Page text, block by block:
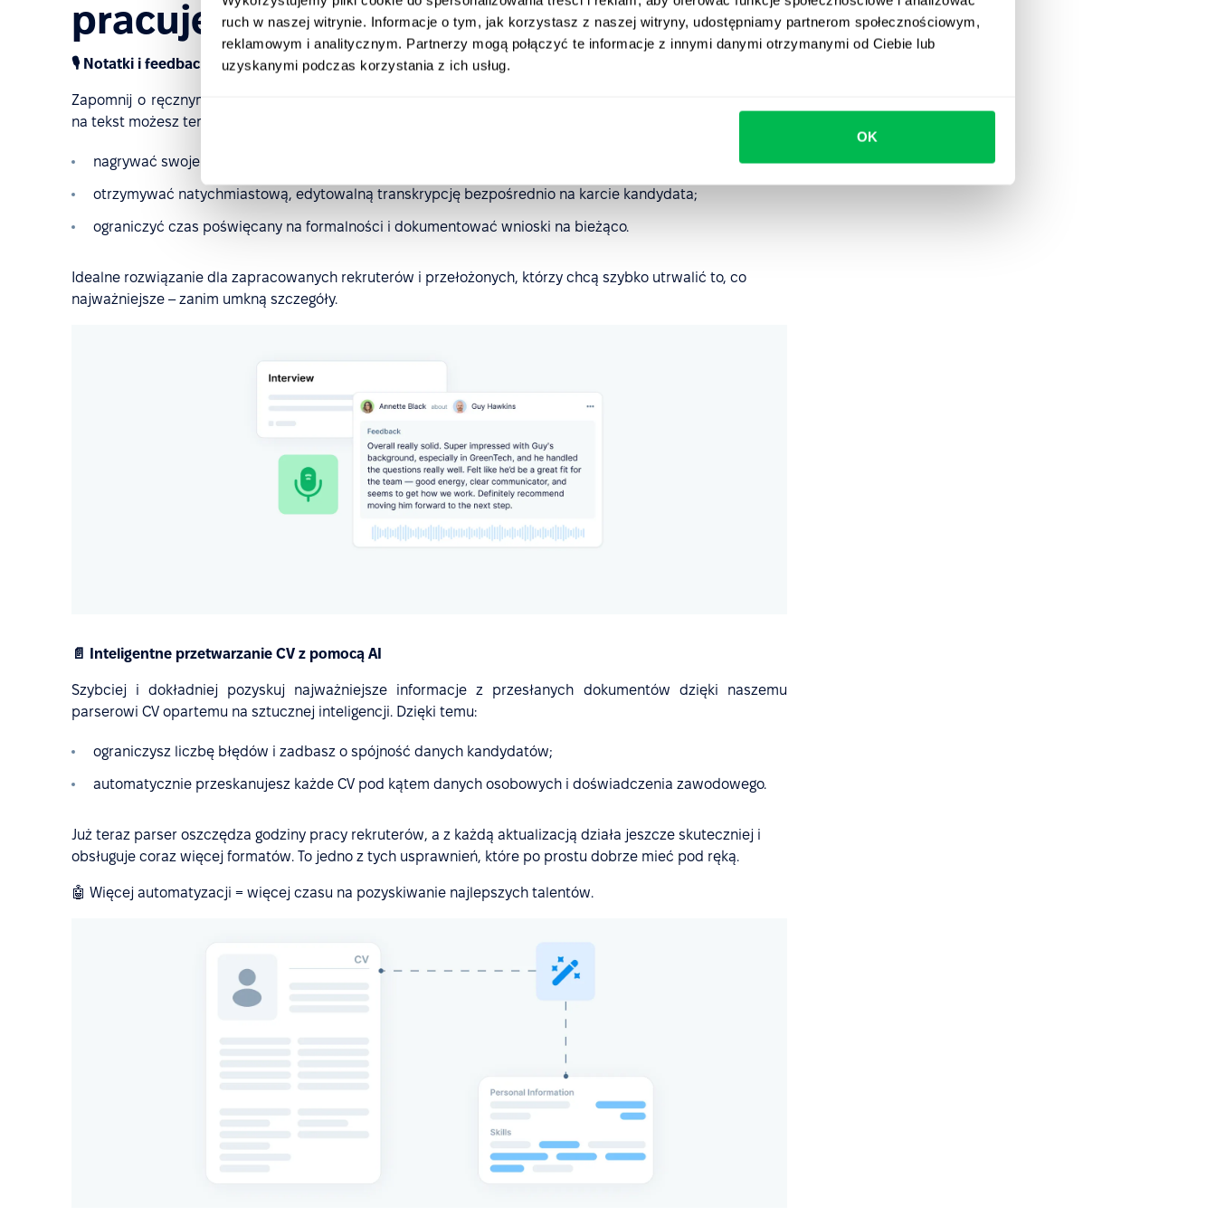
ruch w naszej witrynie. Informacje o tym, jak korzystasz z naszej witryny, udostępniamy partnerom społecznościowym,
reklamowym i analitycznym. Partnerzy mogą połączyć te informacje z innymi danymi otrzymanymi od Ciebie lub
uzyskanymi podczas korzystania z ich usług.
OK
pracujesz
🎙️ Notatki i feedback głosowy
Zapomnij o ręcznym przepisywaniu notatek po rozmowach kwalifikacyjnych. Dzięki funkcji zamiany mowy
na tekst możesz teraz:
nagrywać swoje spostrzeżenia i komentarze głosowo;
otrzymywać natychmiastową, edytowalną transkrypcję bezpośrednio na karcie kandydata;
ograniczyć czas poświęcany na formalności i dokumentować wnioski na bieżąco.
Idealne rozwiązanie dla zapracowanych rekruterów i przełożonych, którzy chcą szybko utrwalić to, co
najważniejsze – zanim umkną szczegóły.
📄 Inteligentne przetwarzanie CV z pomocą AI
Szybciej i dokładniej pozyskuj najważniejsze informacje z przesłanych dokumentów dzięki naszemu
parserowi CV opartemu na sztucznej inteligencji. Dzięki temu:
ograniczysz liczbę błędów i zadbasz o spójność danych kandydatów;
automatycznie przeskanujesz każde CV pod kątem danych osobowych i doświadczenia zawodowego.
Już teraz parser oszczędza godziny pracy rekruterów, a z każdą aktualizacją działa jeszcze skuteczniej i
obsługuje coraz więcej formatów. To jedno z tych usprawnień, które po prostu dobrze mieć pod ręką.
🤖 Więcej automatyzacji = więcej czasu na pozyskiwanie najlepszych talentów.